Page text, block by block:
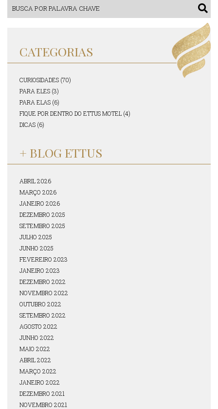
CATEGORIAS
CURIOSIDADES (70)
PARA ELES (3)
PARA ELAS (6)
FIQUE POR DENTRO DO ETTUS MOTEL (4)
DICAS (6)
+ BLOG ETTUS
ABRIL 2026
MARÇO 2026
JANEIRO 2026
DEZEMBRO 2025
SETEMBRO 2025
JULHO 2025
JUNHO 2025
FEVEREIRO 2023
JANEIRO 2023
DEZEMBRO 2022
NOVEMBRO 2022
OUTUBRO 2022
SETEMBRO 2022
AGOSTO 2022
JUNHO 2022
MAIO 2022
ABRIL 2022
MARÇO 2022
JANEIRO 2022
DEZEMBRO 2021
NOVEMBRO 2021